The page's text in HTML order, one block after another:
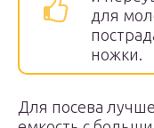
для
ножки.
Для посева